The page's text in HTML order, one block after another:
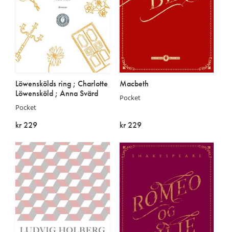
Löwenskölds ring ; Charlotte
Löwensköld ; Anna Svärd
Pocket
kr 229
Macbeth
Pocket
kr 229